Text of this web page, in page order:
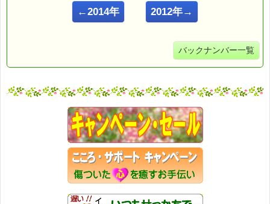
←2014年 2012年→
バックナンバー一覧